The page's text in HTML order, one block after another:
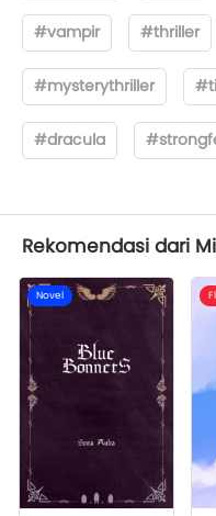
#vampir #thriller
#mysterythriller
#dracula
Rekomendasi dari
Novel